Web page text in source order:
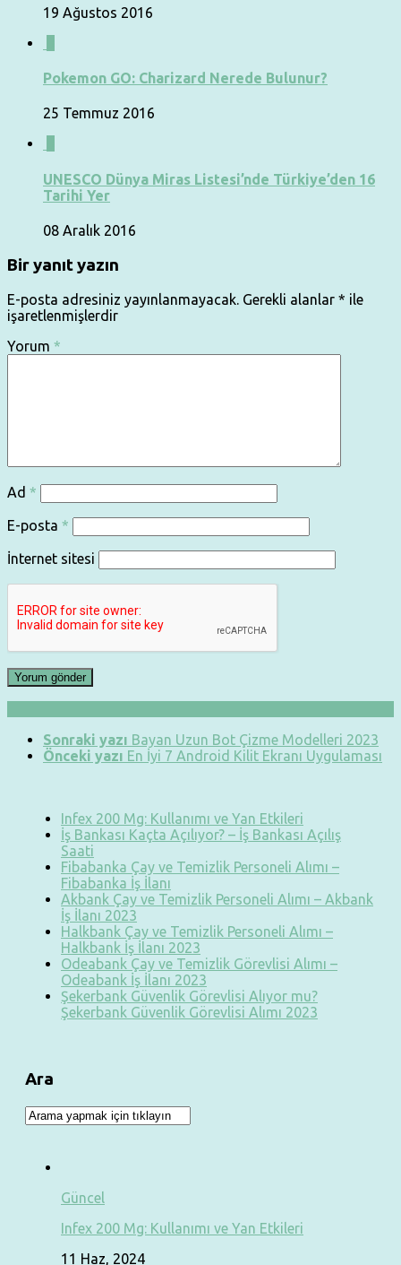
19 Ağustos 2016
Pokemon GO: Charizard Nerede Bulunur?
25 Temmuz 2016
UNESCO Dünya Miras Listesi’nde Türkiye’den 16
Tarihi Yer
08 Aralık 2016
Bir yanıt yazın
E-posta adresiniz yayınlanmayacak. Gerekli alanlar * ile
işaretlenmişlerdir
Yorum *
Ad *
E-posta *
İnternet sitesi
Sonraki yazı Bayan Uzun Bot Çizme Modelleri 2023
Önceki yazı En İyi 7 Android Kilit Ekranı Uygulaması
Infex 200 Mg: Kullanımı ve Yan Etkileri
İş Bankası Kaçta Açılıyor? – İş Bankası Açılış
Saati
Fibabanka Çay ve Temizlik Personeli Alımı –
Fibabanka İş İlanı
Akbank Çay ve Temizlik Personeli Alımı – Akbank
İş İlanı 2023
Halkbank Çay ve Temizlik Personeli Alımı –
Halkbank İş İlanı 2023
Odeabank Çay ve Temizlik Görevlisi Alımı –
Odeabank İş İlanı 2023
Şekerbank Güvenlik Görevlisi Alıyor mu?
Şekerbank Güvenlik Görevlisi Alımı 2023
Ara
Güncel
Infex 200 Mg: Kullanımı ve Yan Etkileri
11 Haz, 2024